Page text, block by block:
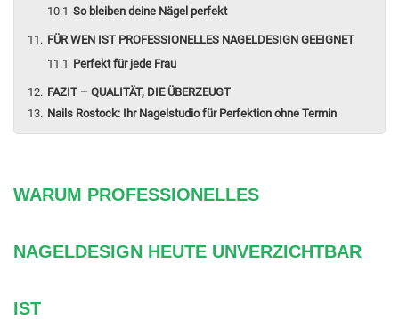
So bleiben deine Nägel perfekt
FÜR WEN IST PROFESSIONELLES NAGELDESIGN GEEIGNET
Perfekt für jede Frau
FAZIT – QUALITÄT, DIE ÜBERZEUGT
Nails Rostock: Ihr Nagelstudio für Perfektion ohne Termin
WARUM PROFESSIONELLES
NAGELDESIGN HEUTE UNVERZICHTBAR
IST